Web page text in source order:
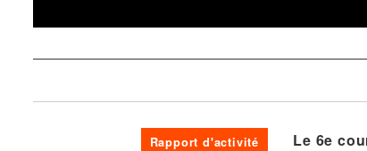
Rapport d'activité Le 6e